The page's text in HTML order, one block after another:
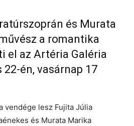
és Murata
a romantika
el az Artéria Galéria
én, vasárnap 17
vendége lesz Fujita Júlia
és Murata Marika